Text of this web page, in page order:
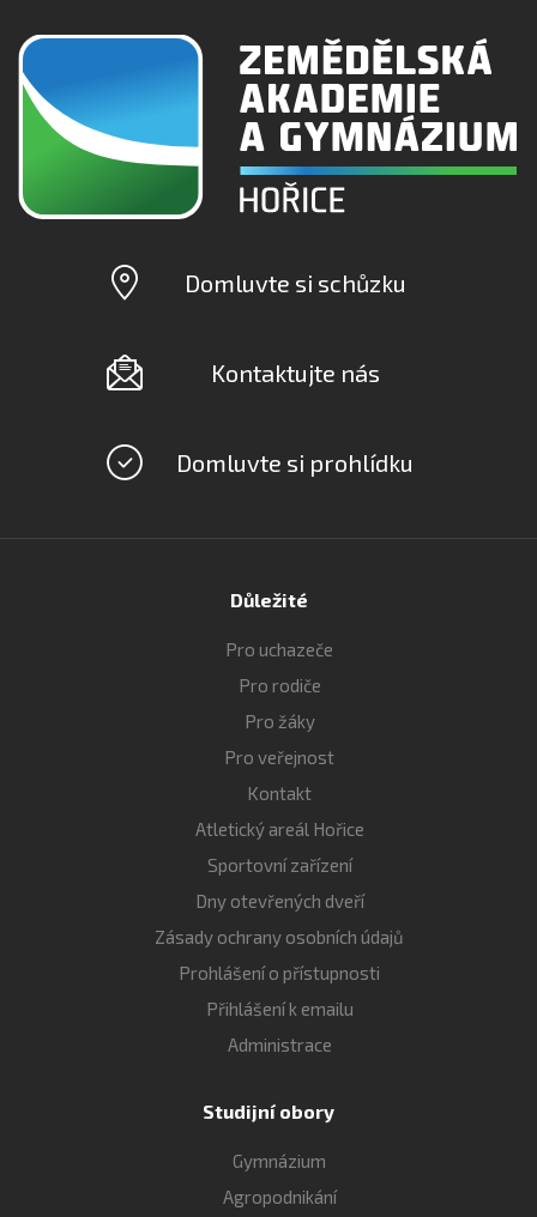
Domluvte si schůzku
Kontaktujte nás
Domluvte si prohlídku
Důležité
Pro uchazeče
Pro rodiče
Pro žáky
Pro veřejnost
Kontakt
Atletický areál Hořice
Sportovní zařízení
Dny otevřených dveří
Zásady ochrany osobních údajů
Prohlášení o přístupnosti
Přihlášení k emailu
Administrace
Studijní obory
Gymnázium
Agropodnikání